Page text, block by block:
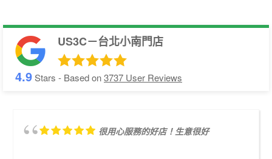
US3C－台北小南門店
4.9Stars - Based on3737 User Reviews
很用心服務的好店！生意很好